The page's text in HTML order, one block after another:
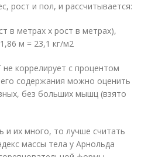
рост и пол, и рассчитывается:
в метрах х рост в метрах),
м = 23,1 кг/м2
коррелирует с процентом
содержания можно оценить
без больших мышц (взято
и их много, то лучше считать
массы тела у Арнольда